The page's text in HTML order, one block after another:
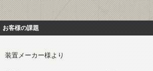
お客様の課題
装置メーカー様より